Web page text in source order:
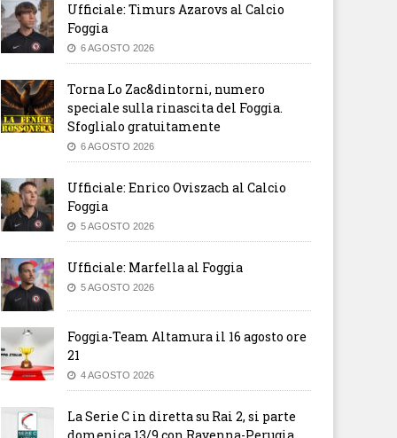
Ufficiale: Timurs Azarovs al Calcio
Foggia
6 AGOSTO 2026
Torna Lo Zac&dintorni, numero
speciale sulla rinascita del Foggia.
Sfoglialo gratuitamente
6 AGOSTO 2026
Ufficiale: Enrico Oviszach al Calcio
Foggia
5 AGOSTO 2026
Ufficiale: Marfella al Foggia
5 AGOSTO 2026
Foggia-Team Altamura il 16 agosto ore
21
4 AGOSTO 2026
La Serie C in diretta su Rai 2, si parte